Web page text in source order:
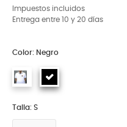
Impuestos incluidos
Entrega entre 10 y 20 días
Color: Negro
Talla: S